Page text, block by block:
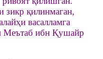
қилинмаган,
васалламга
Меътаб ибн Қушайр